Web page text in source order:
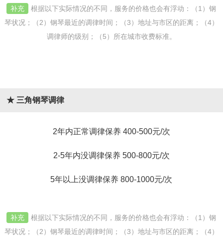
补充
根据以下实际情况的不同，服务的价格也会有浮动：（1）钢
琴状况；（2）钢琴最近的调律时间；（3）地址与市区的距离；（4）
调律师的级别；（5）所在城市收费标准。
★ 三角钢琴调律
2年内正常调律保养 400-500元/次
2-5年内没调律保养 500-800元/次
5年以上没调律保养 800-1000元/次
补充
根据以下实际情况的不同，服务的价格也会有浮动：（1）钢
琴状况；（2）钢琴最近的调律时间；（3）地址与市区的距离；（4）